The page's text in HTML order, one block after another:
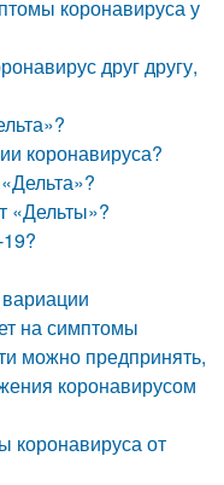
коронавируса у
друг другу,
коронавируса?
«Дельты»?
на симптомы
можно предпринять,
коронавирусом
коронавируса от